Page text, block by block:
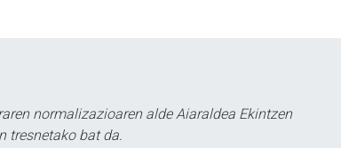
normalizazioaren alde Aiaraldea Ekintzen
tresnetako bat da.